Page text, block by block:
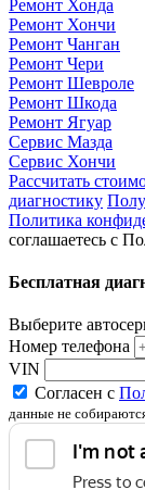
Ремонт Хонда
Ремонт Хончи
Ремонт Чанган
Ремонт Чери
Ремонт Шевроле
Ремонт Шкода
Ремонт Ягуар
Сервис Мазда
Сервис Хончи
Рассчитать
диагностику
Политика
соглашаетесь с
Бесплатная
Выберите
Номер телефона
VIN
Согласен с
данные не